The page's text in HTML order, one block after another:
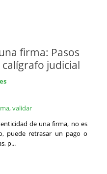
firma: Pasos
judicial
,validar
de una firma, no es
puede retrasar un pago o
p...